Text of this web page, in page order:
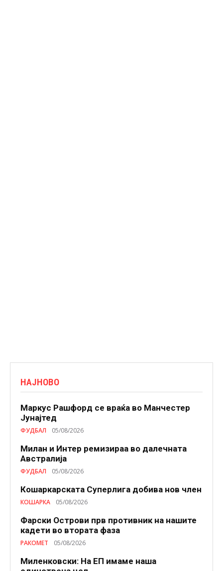
НАЈНОВО
Маркус Рашфорд се враќа во Манчестер
Јунајтед
ФУДБАЛ 05/08/2026
Милан и Интер ремизираа во далечната
Австралија
ФУДБАЛ 05/08/2026
Кошаркарската Суперлига добива нов член
КОШАРКА 05/08/2026
Фарски Острови прв противник на нашите
кадети во втората фаза
РАКОМЕТ 05/08/2026
Миленковски: На ЕП имаме наша